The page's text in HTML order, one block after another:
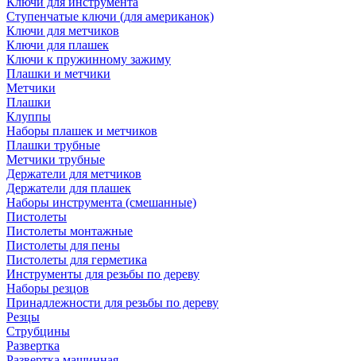
Ступенчатые ключи (для американок)
Ключи для метчиков
Ключи для плашек
Ключи к пружинному зажиму
Плашки и метчики
Метчики
Плашки
Клуппы
Наборы плашек и метчиков
Плашки трубные
Метчики трубные
Держатели для метчиков
Держатели для плашек
Наборы инструмента (смешанные)
Пистолеты
Пистолеты монтажные
Пистолеты для пены
Пистолеты для герметика
Инструменты для резьбы по дереву
Наборы резцов
Принадлежности для резьбы по дереву
Резцы
Струбцины
Развертка